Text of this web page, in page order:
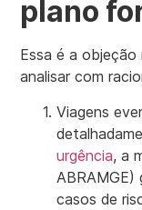
plano
Essa é a objeção
analisar com
Viagens
urgência, a
casos de